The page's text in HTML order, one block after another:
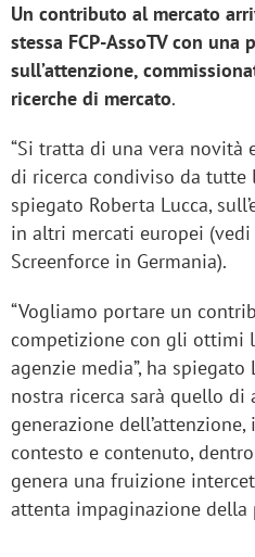
Un contributo al mercato
stessa FCP-AssoTV con una
sull’attenzione,
ricerche di mercato.
“Si tratta di una vera
di ricerca condiviso da tutte
spiegato Roberta Lucca,
in altri mercati europei (vedi
Screenforce in Germania).
“Vogliamo portare un
competizione con gli ottimi
agenzie media”, ha spiegato
nostra ricerca sarà quello di
generazione
contesto e contenuto,
genera una fruizione
attenta impaginazione della